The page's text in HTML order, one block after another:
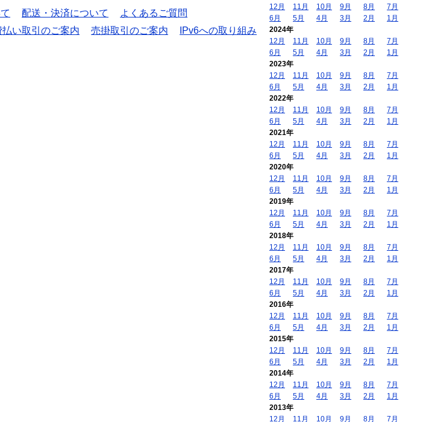
配送・決済について
よくあるご質問
い取引のご案内 売掛取引のご案内
IPv6への取り組み
12月
11月 10月 9月 8月
7月
6月
5月 4月 3月 2月
1月
2024年
12月
11月 10月 9月 8月
7月
6月
5月 4月 3月 2月
1月
2023年
12月
11月 10月 9月 8月
7月
6月
5月 4月 3月 2月
1月
2022年
12月
11月 10月 9月 8月
7月
6月
5月 4月 3月 2月
1月
2021年
12月
11月 10月 9月 8月
7月
6月
5月 4月 3月 2月
1月
2020年
12月
11月 10月 9月 8月
7月
6月
5月 4月 3月 2月
1月
2019年
12月
11月 10月 9月 8月
7月
6月
5月 4月 3月 2月
1月
2018年
12月
11月 10月 9月 8月
7月
6月
5月 4月 3月 2月
1月
2017年
12月
11月 10月 9月 8月
7月
6月
5月 4月 3月 2月
1月
2016年
12月
11月 10月 9月 8月
7月
6月
5月 4月 3月 2月
1月
2015年
12月
11月 10月 9月 8月
7月
6月
5月 4月 3月 2月
1月
2014年
12月
11月 10月 9月 8月
7月
6月
5月 4月 3月 2月
1月
2013年
12月
11月 10月 9月 8月 7月